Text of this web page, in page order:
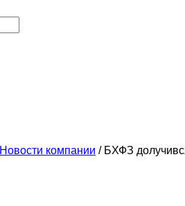
Новости компании / БХФЗ